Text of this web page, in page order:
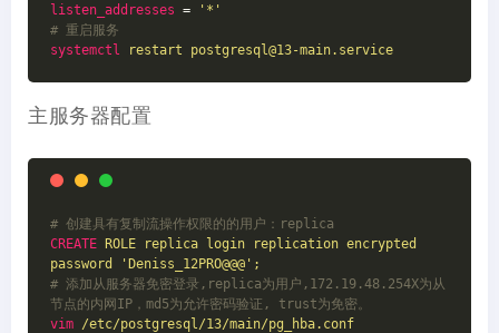
listen_addresses =
'*'
# 重启服务
systemctl
restart postgresql@13-main.service
主服务器配置
# 创建具有复制流操作权限的的用户：replica
CREATE ROLE replica login replication encrypted
password 'Deniss_12PRO@@@';
# 添加从服务器免密登录,replica为用户,172.19.48.254X为从
节点的内网IP，md5为允许密码验证, trust为免密。
vim /etc/postgresql/13/main/pg_hba.conf